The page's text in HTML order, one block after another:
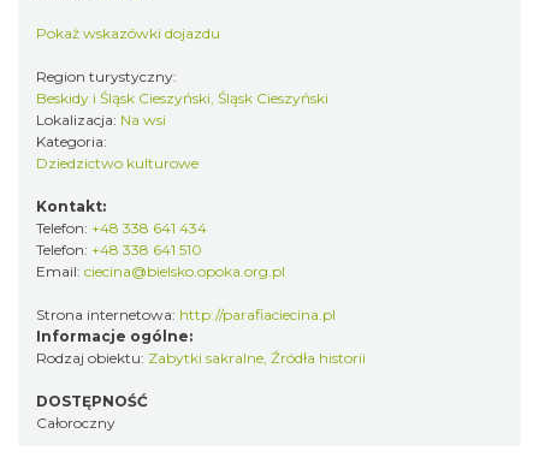
Pokaż wskazówki dojazdu
Region turystyczny:
Beskidy i Śląsk Cieszyński, Śląsk Cieszyński
Lokalizacja: Na wsi
Kategoria:
Dziedzictwo kulturowe
Kontakt:
Telefon: +48 338 641 434
Telefon: +48 338 641 510
Email: ciecina@bielsko.opoka.org.pl
Strona internetowa: http://parafiaciecina.pl
Informacje ogólne:
Rodzaj obiektu: Zabytki sakralne, Źródła historii
DOSTĘPNOŚĆ
Całoroczny